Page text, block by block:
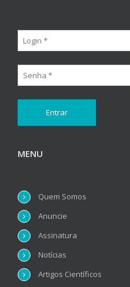
MENU
Quem Somos
Anuncie
Assinatura
Notícias
Artigos Científicos